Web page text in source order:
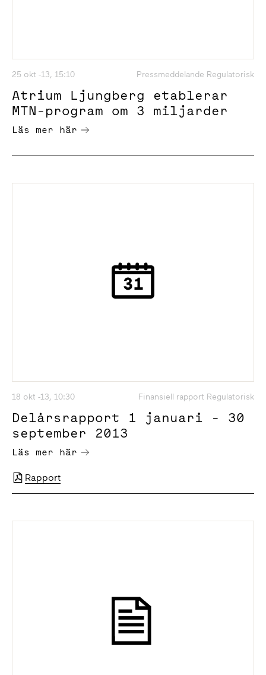
25 okt -13, 15:10 Pressmeddelande Regulatorisk
Atrium Ljungberg etablerar
MTN-program om 3 miljarder
Läs mer här
18 okt -13, 10:30 Finansiell rapport Regulatorisk
Delårsrapport 1 januari - 30
september 2013
Läs mer här
Rapport